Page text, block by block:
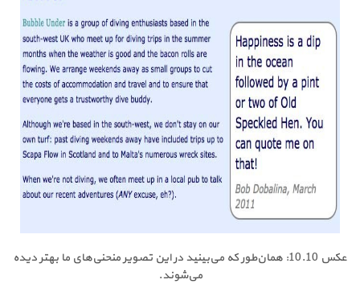
عکس 10.10: همان‌طور که می‌بینید در این تصویر منحنی‌های ما بهتر دیده
می‌شوند.